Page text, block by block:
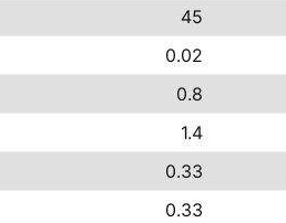
45
0.02
0.8
1.4
0.33
0.33